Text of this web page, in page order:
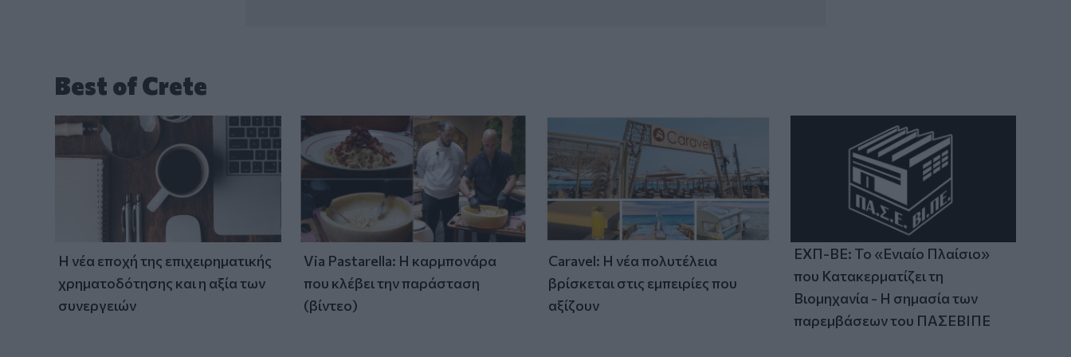
Best of Crete
Η νέα εποχή της επιχειρηματικής
χρηματοδότησης και η αξία των
συνεργειών
Via Pastarella: Η καρμπονάρα
που κλέβει την παράσταση
(βίντεο)
Caravel: Η νέα πολυτέλεια
βρίσκεται στις εμπειρίες που
αξίζουν
ΕΧΠ-ΒΕ: Το «Ενιαίο Πλαίσιο»
που Κατακερματίζει τη
Βιομηχανία - Η σημασία των
παρεμβάσεων του ΠΑΣΕΒΙΠΕ